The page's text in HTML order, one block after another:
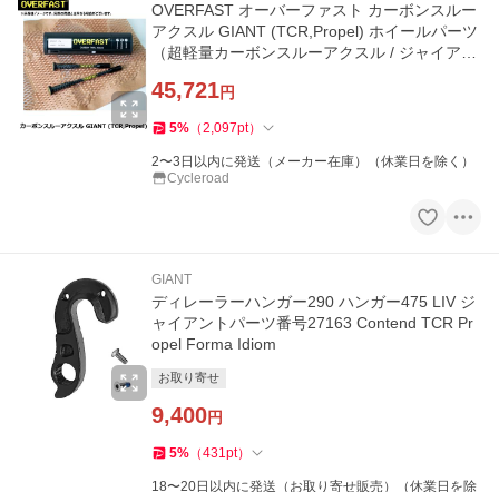
OVERFAST オーバーファスト カーボンスルー
アクスル GIANT (TCR,Propel) ホイールパーツ
（超軽量カーボンスルーアクスル / ジャイアン
45,721円
5% （2,097pt）
2〜3日以内に発送（メーカー在庫）（休業日を除く）
Cycleroad
GIANT
ディレーラーハンガー290 ハンガー475 LIV ジ
ャイアントパーツ番号27163 Contend TCR Pr
opel Forma Idiom
お取り寄せ
9,400円
5% （431pt）
18〜20日以内に発送（お取り寄せ販売）（休業日を除